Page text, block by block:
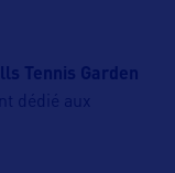
Tennis Garden
dédié aux